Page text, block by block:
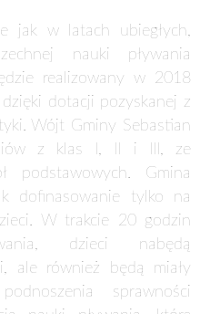
jak w latach ubiegłych,
nauki pływania
realizowany w 2018
dotacji pozyskanej z
Wójt Gminy Sebastian
z klas I, II i III, ze
podstawowych. Gmina
dofinasowanie tylko na
W trakcie 20 godzin
dzieci nabędą
ale również będą miały
sprawności